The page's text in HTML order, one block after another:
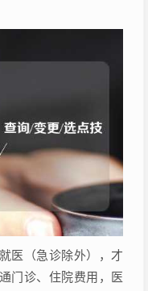
医（急诊除外），才
门诊、住院费用，医